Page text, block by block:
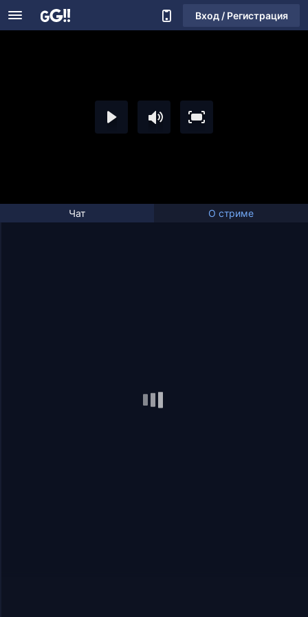
Вход / Регистрация
Чат О стриме